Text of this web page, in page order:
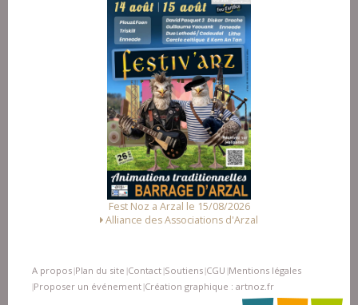
Fest Noz a Arzal le 15/08/2026
Alliance des Associations d'Arzal
A propos |Plan du site |Contact |Soutiens |CGU |Mentions légales
|Proposer un événement |Création graphique : artnoz.fr